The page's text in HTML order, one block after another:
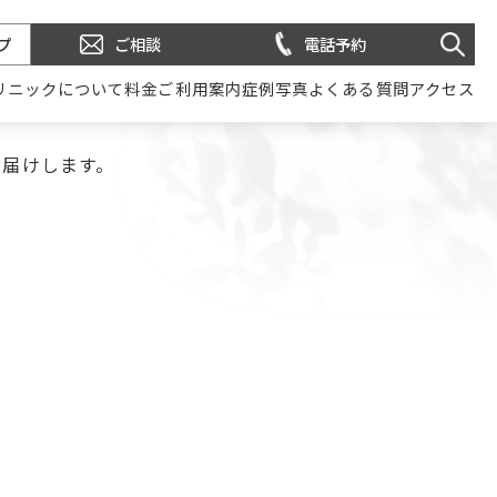
ご相談
電話予約
ニックについて料金ご利用案内症例写真よくある質問アクセス
けします。